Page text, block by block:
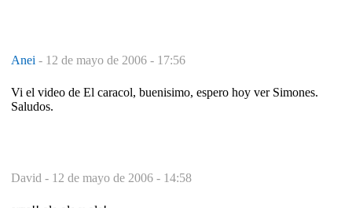
Anei - 12 de mayo de 2006 - 17:56
Vi el video de El caracol, buenisimo, espero hoy ver Simones.
Saludos.
David - 12 de mayo de 2006 - 14:58